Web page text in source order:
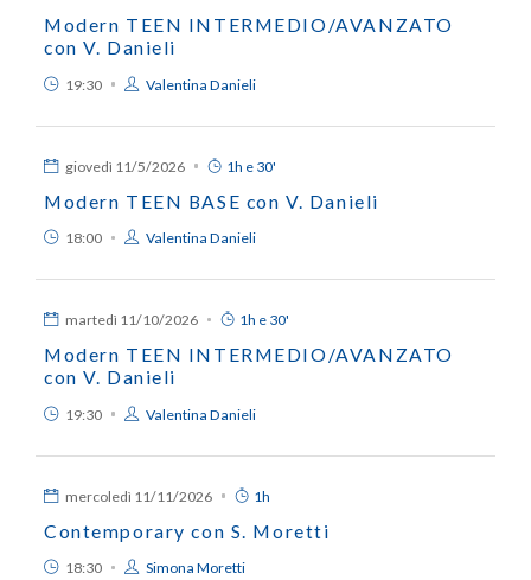
Modern TEEN INTERMEDIO/AVANZATO
con V. Danieli
19:30 Valentina Danieli
giovedì 11/5/2026 1h e 30'
Modern TEEN BASE con V. Danieli
18:00 Valentina Danieli
martedì 11/10/2026 1h e 30'
Modern TEEN INTERMEDIO/AVANZATO
con V. Danieli
19:30 Valentina Danieli
mercoledì 11/11/2026 1h
Contemporary con S. Moretti
18:30 Simona Moretti